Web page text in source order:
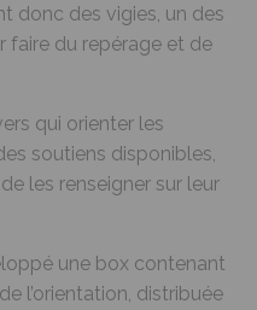
donc des vigies, un des
faire du repérage et de
qui orienter les
soutiens disponibles,
les renseigner sur leur
une box contenant
l’orientation, distribuée